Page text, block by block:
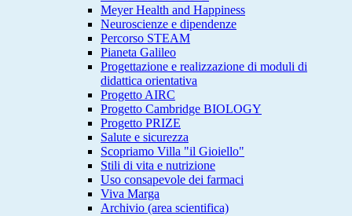
Meyer Health and Happiness
Neuroscienze e dipendenze
Percorso STEAM
Pianeta Galileo
Progettazione e realizzazione di moduli di
didattica orientativa
Progetto AIRC
Progetto Cambridge BIOLOGY
Progetto PRIZE
Salute e sicurezza
Scopriamo Villa "il Gioiello"
Stili di vita e nutrizione
Uso consapevole dei farmaci
Viva Marga
Archivio (area scientifica)